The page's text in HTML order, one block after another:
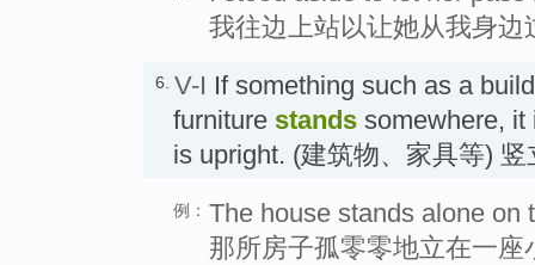
我往边上站以让她从我身边
6. V-I If something such as a
furniture stands somewhere, it
is upright. (建筑物、家具等)
例： The house stands alone on
那所房子孤零零地立在一座